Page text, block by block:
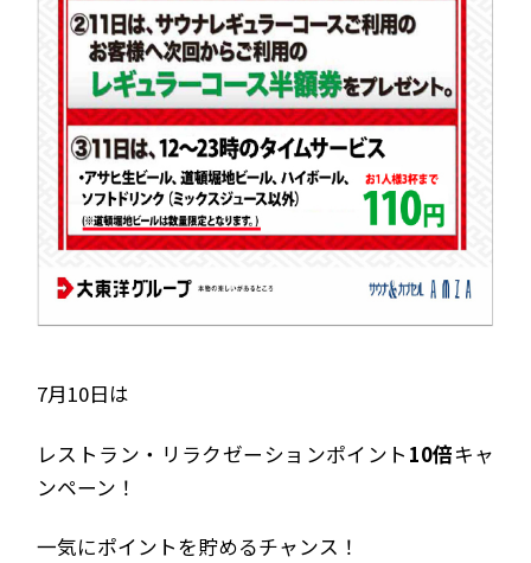
7月10日は
レストラン・リラクゼーションポイント 10倍キャ
ンペーン！
一気にポイントを貯めるチャンス！